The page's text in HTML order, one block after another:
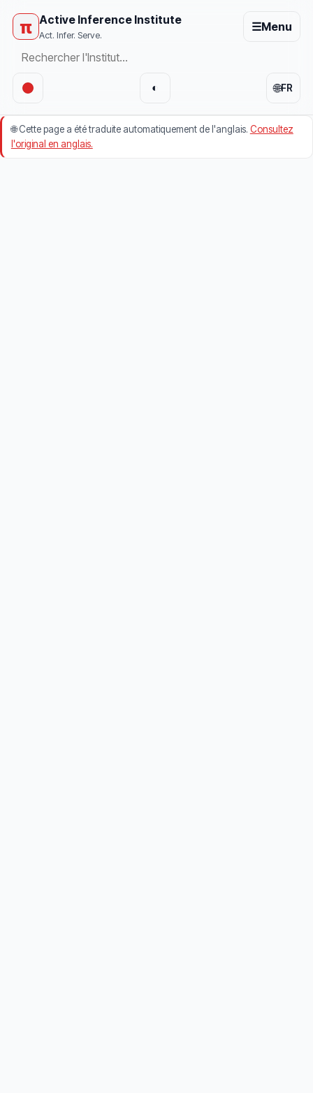
π Active Inference Institute
Act. Infer. Serve.
☰Menu
🌐FR
◐
🌐Cette page a été traduite automatiquement de l'anglais. Consultez
l'original en anglais.